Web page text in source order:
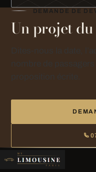
DEMANDE DE
Un projet